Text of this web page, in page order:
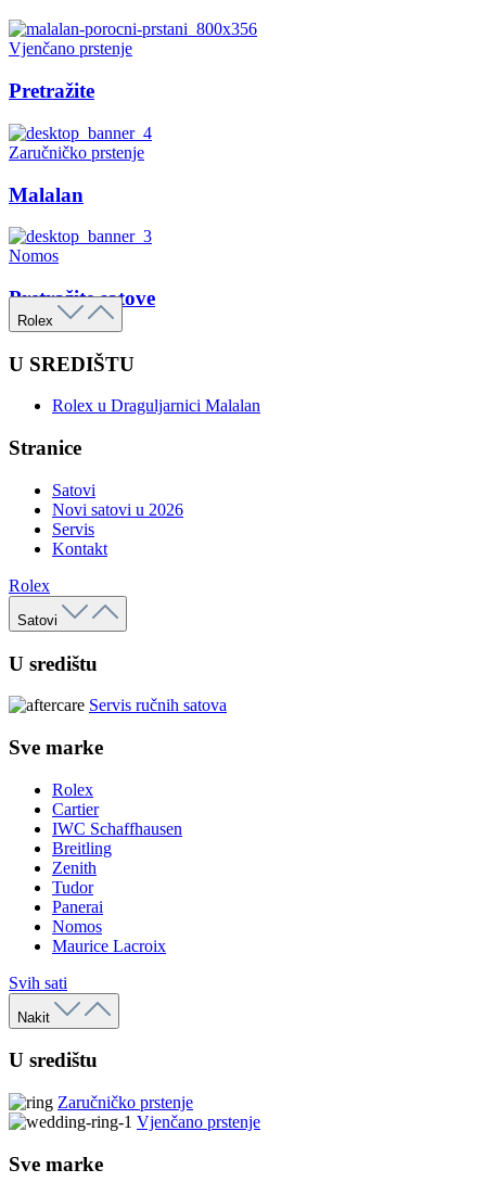
Vjenčano prstenje
Pretražite
Zaručničko prstenje
Malalan
Nomos
Pretražite satove
Rolex
U SREDIŠTU
Rolex u Draguljarnici Malalan
Stranice
Satovi
Novi satovi u 2026
Servis
Kontakt
Rolex
Satovi
U središtu
Servis ručnih satova
Sve marke
Rolex
Cartier
IWC Schaffhausen
Breitling
Zenith
Tudor
Panerai
Nomos
Maurice Lacroix
Svih sati
Nakit
U središtu
Zaručničko prstenje
Vjenčano prstenje
Sve marke